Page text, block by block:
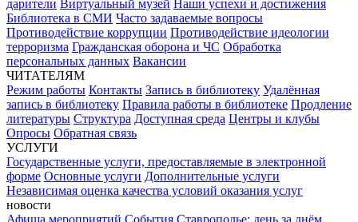
дарители Виртуальный музей Наши успехи и достижения
Библиотека в СМИ Часто задаваемые вопросы
Противодействие коррупции Противодействие идеологии
терроризма Гражданская оборона и ЧС Обработка
персональных данных Вакансии
ЧИТАТЕЛЯМ
Режим работы Контакты Запись в библиотеку Удалённая
запись в библиотеку Правила работы в библиотеке Продление
литературы Структура Доступная среда Центры и клубы
Опросы Обратная связь
УСЛУГИ
Государственные услуги, предоставляемые в электронной
форме Основные услуги Дополнительные услуги
Независимая оценка качества условий оказания услуг
новости
Афиша мероприятий События Ставрополье: день за днём